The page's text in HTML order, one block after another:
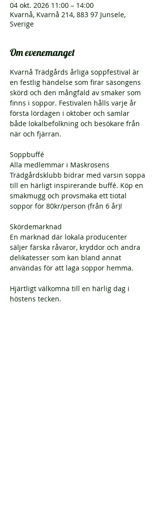
04 okt. 2026 11:00 – 14:00
Kvarnå, Kvarnå 214, 883 97 Junsele,
Sverige
Om evenemanget
Kvarnå Trädgårds årliga soppfestival är
en festlig händelse som firar säsongens
skörd och den mångfald av smaker som
finns i soppor. Festivalen hålls varje år
första lördagen i oktober och samlar
både lokalbefolkning och besökare från
när och fjärran.
Soppbuffé
Alla medlemmar i Maskrosens
Trädgårdsklubb bidrar med varsin soppa
till en härligt inspirerande buffé. Köp en
smakmugg och provsmaka ett tiotal
soppor för 80kr/person (från 6 år)!
Skördemarknad
En marknad där lokala producenter
säljer färska råvaror, kryddor och andra
delikatesser som kan bland annat
användas för att laga soppor hemma.
Hjärtligt välkomna till en härlig dag i
höstens tecken.